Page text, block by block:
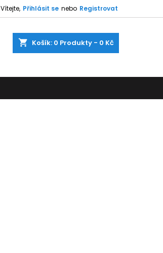
Vítejte, Přihlásit se nebo Registrovat
shopping_cart Košík: 0 Produkty - 0 Kč